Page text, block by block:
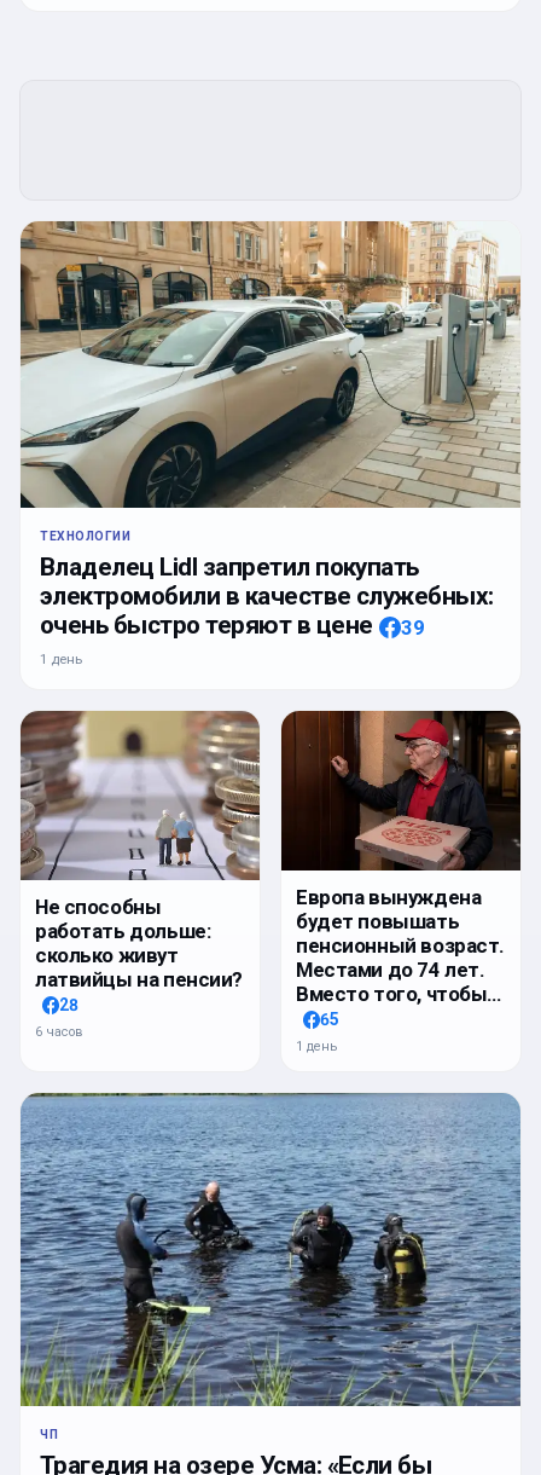
ТЕХНОЛОГИИ
Владелец Lidl запретил покупать
электромобили в качестве служебных:
очень быстро теряют в цене
39
1 день
Не способны
работать дольше:
сколько живут
латвийцы на пенсии?
28
6 часов
Европа вынуждена
будет повышать
пенсионный возраст.
Местами до 74 лет.
Вместо того, чтобы…
65
1 день
ЧП
Трагедия на озере Усма: «Если бы